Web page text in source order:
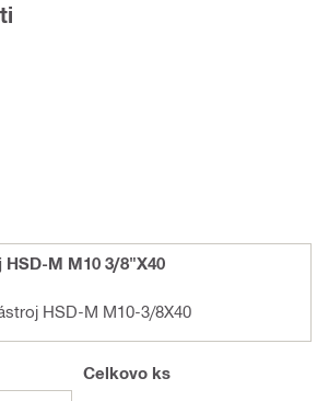
M M10 3/8"X40
HSD-M M10-3/8X40
Celkovo ks